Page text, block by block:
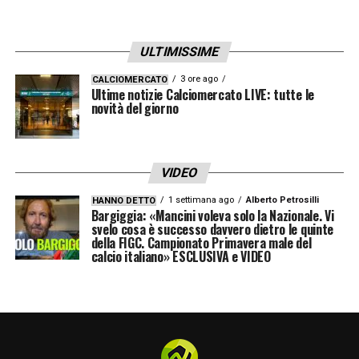
elemento capace di unire qualità tecnica,
dinamismo e spirito di sacrificio.
COMUNICATO – La SSC Napoli comunica di
aver acquisito, in prestito con diritto di
opzione, le prestazioni sportive del
calciatore Eljif Elmas dal RasenBallsport
Leipzig.
Nato il 24 settembre 1999, il calciatore
Napoli nel luglio 2019, disputando 189
ULTIMISSIME
CALCIOMERCATO 3 ore ago
Ultime notizie Calciomercato LIVE: tutte le
novità del giorno
VIDEO
HANNO DETTO 1 settimana ago Alberto Petrosilli
Bargiggia: «Mancini voleva solo la Nazionale. Vi
svelo cosa è successo davvero dietro le quinte
della FIGC. Campionato Primavera male del
calcio italiano» ESCLUSIVA e VIDEO